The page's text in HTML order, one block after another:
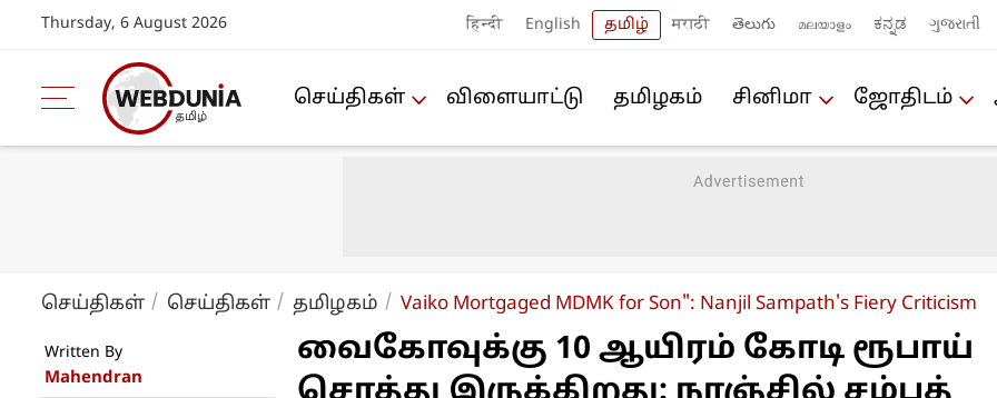
Thursday, 6 August 2026 हिन्दी English தமிழ் मराठी తెలుగు മലയാളം ಕನ್ನಡ ગુજરાતી
செய்திகள் விளையா‌ட்டு த‌மிழக‌ம் சினிமா ஜோ‌திட‌ம்
செய்திகள் செய்திகள் த‌மிழக‌ம் Vaiko Mortgaged MDMK for Son": Nanjil Sampath's Fiery Criticism
Written By
Mahendran
வைகோவுக்கு 10 ஆயிரம் கோடி ரூபாய்